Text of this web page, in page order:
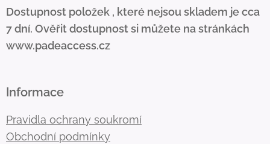
Dostupnost položek , které nejsou skladem je cca
7 dní. Ověřit dostupnost si můžete na stránkách
www.padeaccess.cz
Informace
Pravidla ochrany soukromí
Obchodní podmínky